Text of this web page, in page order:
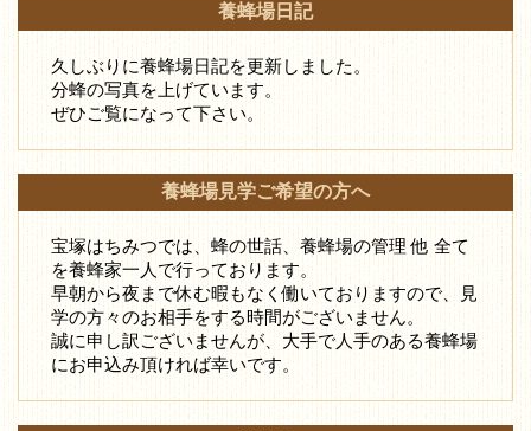
養蜂場日記
久しぶりに養蜂場日記を更新しました。
分蜂の写真を上げています。
ぜひご覧になって下さい。
養蜂場見学ご希望の方へ
宝塚はちみつでは、蜂の世話、養蜂場の管理 他 全て
を養蜂家一人で行っております。
早朝から夜まで休む暇もなく働いておりますので、見
学の方々のお相手をする時間がございません。
誠に申し訳ございませんが、大手で人手のある養蜂場
にお申込み頂ければ幸いです。